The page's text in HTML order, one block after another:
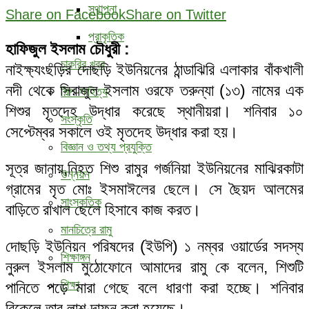
স্থাপনা
প্রাকৃতিক
চাকরির খবর
শিল্প-সাহিত্য
সংস্কৃতি
বিজ্ঞান ও তথ্য প্রযুক্তি
উন্নয়ন
সাংস্কৃতিক
মানচিত্রে রামু
শিক্ষাঙ্গন
শিক্ষা
Share on FacebookShare on Twitter
হাফিজুল ইসলাম চৌধুরী :
নাইক্ষ্যংছড়ির দোছড়ি ইউনিয়নের ঠান্ডাঝিরি এলাকার বাঁকখালী
নদী থেকে সিরাজুল ইসলাম ওরফে তরুন্যা (১৩) নামের এক
শিশুর মৃতদেহ উদ্ধার করেছে স্থানীয়রা। শনিবার ১০
সেপ্টেম্বর সকালে ওই মৃতদেহ উদ্ধার করা হয়।
সূত্র জানায়,নিহত শিশু রামুর গর্জনিয়া ইউনিয়নের মাঝিরকাটা
গ্রামের মৃত মোঃ ইসমাঈলের ছেলে। সে ছৈয়দ আলমের
বাড়িতে রাখাল ছেলে হিসাবে কাজ করত।
দোছড়ি ইউনিয়ন পরিষদের (ইউপি) ১ নম্বর ওয়ার্ডের সদস্য
নুরুল ইসলাম মুঠোফোনে আমাদের রামু কে বলেন, শিশুটি
পানিতে পড়ে মারা গেছে বলে ধারণা করা হচ্ছে। শনিবার